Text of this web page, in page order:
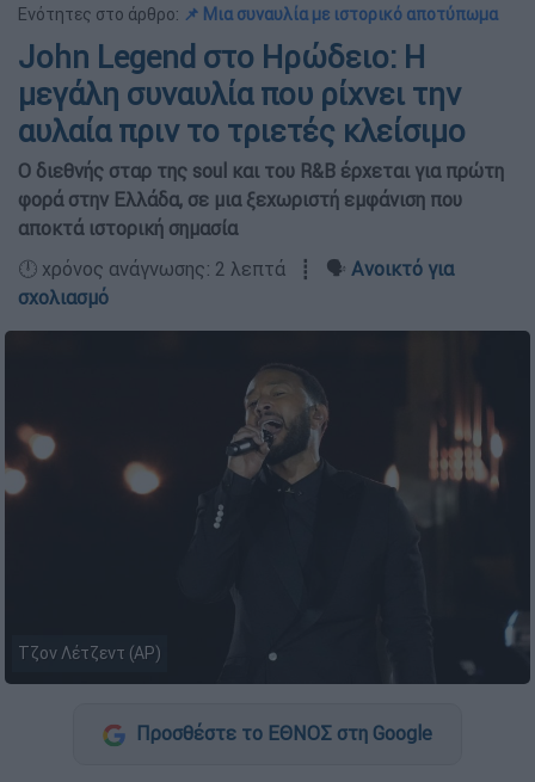
Ενότητες στο άρθρο: 📌 Μια συναυλία με ιστορικό αποτύπωμα
John Legend στο Ηρώδειο: Η
μεγάλη συναυλία που ρίχνει την
αυλαία πριν το τριετές κλείσιμο
Ο διεθνής σταρ της soul και του R&B έρχεται για πρώτη
φορά στην Ελλάδα, σε μια ξεχωριστή εμφάνιση που
αποκτά ιστορική σημασία
🕛 χρόνος ανάγνωσης: 2 λεπτά ┋ 🗣️ Ανοικτό για
σχολιασμό
Τζον Λέτζεντ (AP)
Προσθέστε το ΕΘΝΟΣ στη Google